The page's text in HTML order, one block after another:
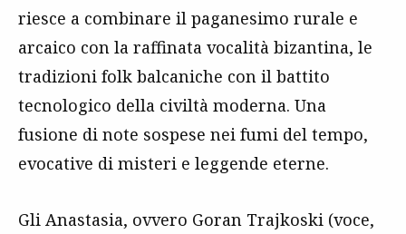
riesce a combinare il paganesimo rurale e
arcaico con la raffinata vocalità bizantina, le
tradizioni folk balcaniche con il battito
tecnologico della civiltà moderna. Una
fusione di note sospese nei fumi del tempo,
evocative di misteri e leggende eterne.
Gli Anastasia, ovvero Goran Trajkoski (voce,